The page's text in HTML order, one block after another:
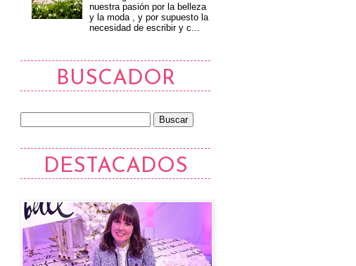
nuestra pasión por la belleza
y la moda , y por supuesto la
necesidad de escribir y c...
BUSCADOR
DESTACADOS